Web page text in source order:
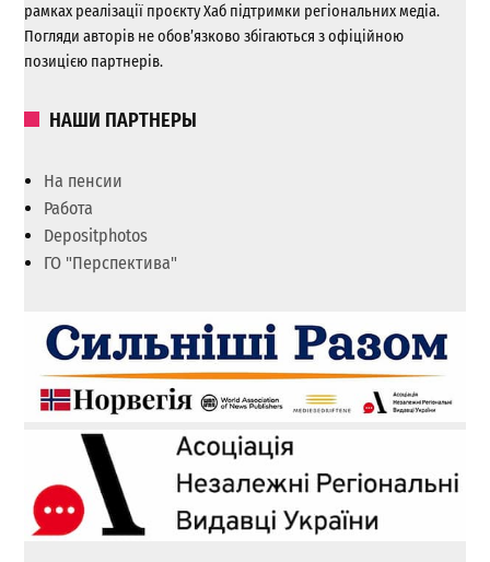
рамках реалізації проєкту Хаб підтримки регіональних медіа.
Погляди авторів не обов’язково збігаються з офіційною
позицією партнерів.
НАШИ ПАРТНЕРЫ
На пенсии
Работа
Depositphotos
ГО "Перспектива"